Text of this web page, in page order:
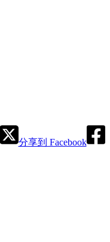
分享到 Facebook